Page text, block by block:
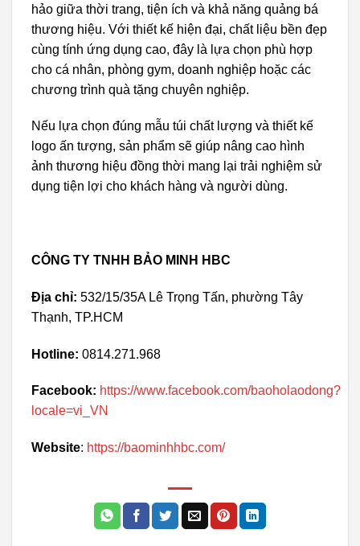
hảo giữa thời trang, tiện ích và khả năng quảng bá
thương hiệu. Với thiết kế hiện đại, chất liệu bền đẹp
cùng tính ứng dụng cao, đây là lựa chọn phù hợp
cho cá nhân, phòng gym, doanh nghiệp hoặc các
chương trình quà tặng chuyên nghiệp.
Nếu lựa chọn đúng mẫu túi chất lượng và thiết kế
logo ấn tượng, sản phẩm sẽ giúp nâng cao hình
ảnh thương hiệu đồng thời mang lại trải nghiệm sử
dụng tiện lợi cho khách hàng và người dùng.
CÔNG TY TNHH BẢO MINH HBC
Địa chỉ: 532/15/35A Lê Trọng Tấn, phường Tây
Thạnh, TP.HCM
Hotline: 0814.271.968
Facebook: https://www.facebook.com/baoholaodong?
locale=vi_VN
Website: https://baominhhbc.com/